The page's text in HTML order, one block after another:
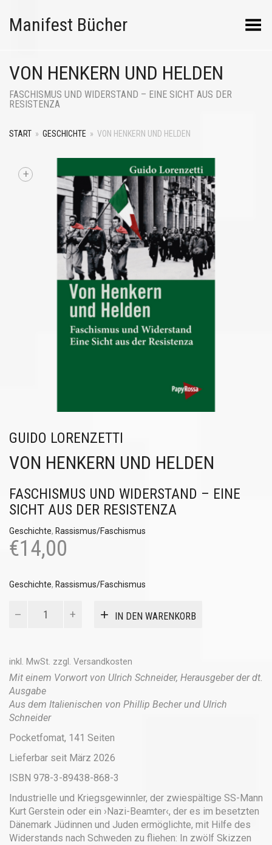
Manifest Bücher Menü umschalten
VON HENKERN UND HELDEN
FASCHISMUS UND WIDERSTAND – EINE SICHT AUS DER
RESISTENZA
START » GESCHICHTE » VON HENKERN UND HELDEN
+
GUIDO LORENZETTI
VON HENKERN UND HELDEN
FASCHISMUS UND WIDERSTAND – EINE
SICHT AUS DER RESISTENZA
Geschichte, Rassismus/Faschismus
€14,00
Geschichte, Rassismus/Faschismus
Menge
IN DEN WARENKORB
inkl. MwSt. zzgl. Versandkosten
Mit einem Vorwort von Ulrich Schneider, Herausgeber der dt.
Ausgabe
Aus dem Italienischen von Phillip Becher und Ulrich
Schneider
Pocketfomat, 141 Seiten
Lieferbar seit März 2026
ISBN 978-3-89438-868-3
Industrielle und Kriegsgewinnler, der zwiespältige SS-Mann
Kurt Gerstein oder ein ›Nazi-Beamter‹, der es im besetzten
Dänemark Jüdinnen und Juden ermöglichte, mit Hilfe des
Widerstands nach Schweden zu fliehen: In zwölf Skizzen